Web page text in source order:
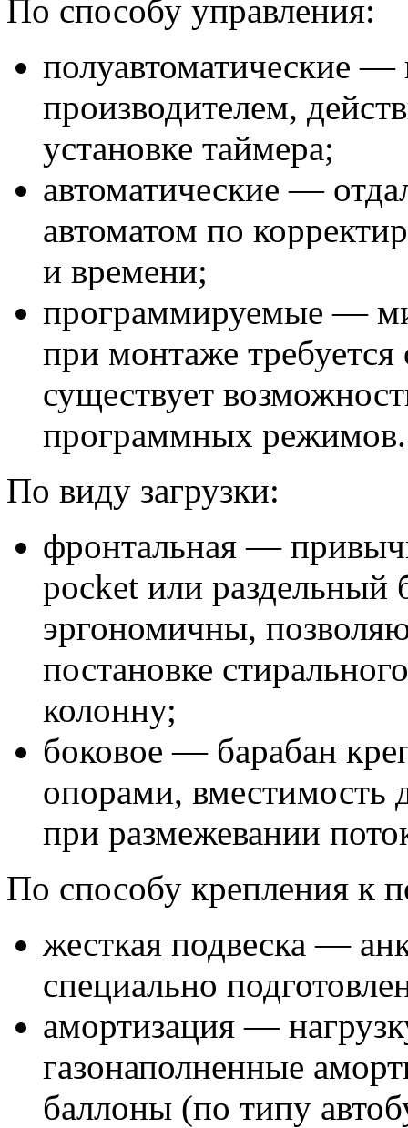
По способу управления:
полуавтоматические
производителем,
установке таймера;
автоматические —
автоматом по
и времени;
программируемые —
при монтаже требуется
существует
программных режимов.
По виду загрузки:
фронтальная —
pocket или раздельный
эргономичны,
постановке
колонну;
боковое — барабан
опорами, вместимость
при размежевании
По способу крепления к
жесткая подвеска —
специально
амортизация —
газонаполненные
баллоны (по типу